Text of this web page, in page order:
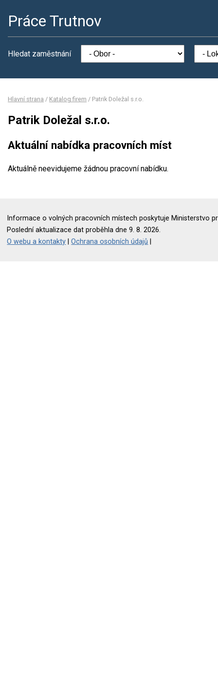
Práce Trutnov
Hledat zaměstnání
Hlavní strana / Katalog firem / Patrik Doležal s.r.o.
Patrik Doležal s.r.o.
Aktuální nabídka pracovních míst
Aktuálně neevidujeme žádnou pracovní nabídku.
Informace o volných pracovních místech poskytuje Ministerstvo
Poslední aktualizace dat proběhla dne 9. 8. 2026.
O webu a kontakty |Ochrana osobních údajů